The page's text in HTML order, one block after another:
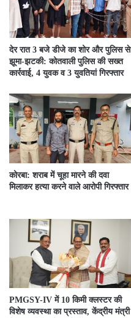
देर रात 3 बजे डीजे का शोर और पुलिस से
झूमा-झटकी: कोतवाली पुलिस की सख्त
कार्रवाई, 4 युवक व 3 युवतियां गिरफ्तार
कोरबा: शराब में चूहा मारने की दवा
मिलाकर हत्या करने वाले आरोपी गिरफ्तार
PMGSY-IV में 10 किमी क्लस्टर की
विशेष व्यवस्था का प्रस्ताव, केंद्रीय मंत्री